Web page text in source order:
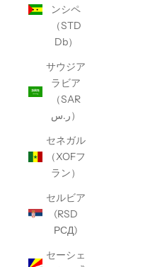
ンシペ
（STD
Db）
サウジア
ラビア
（SAR
ر.س）
セネガル
（XOFフ
ラン）
セルビア
(RSD
РСД)
セーシェ